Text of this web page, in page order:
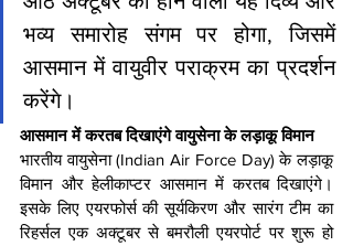
भव्य समारोह संगम पर होगा, जिसमें
आसमान में वायुवीर पराक्रम का प्रदर्शन
करेंगे।
आसमान में करतब दिखाएंगे वायुसेना के लड़ाकू विमान
भारतीय वायुसेना (Indian Air Force Day) के लड़ाकू
विमान और हेलीकाप्टर आसमान में करतब दिखाएंगे।
इसके लिए एयरफोर्स की सूर्यकिरण और सारंग टीम का
रिहर्सल एक अक्टूबर से बमरौली एयरपोर्ट पर शुरू हो